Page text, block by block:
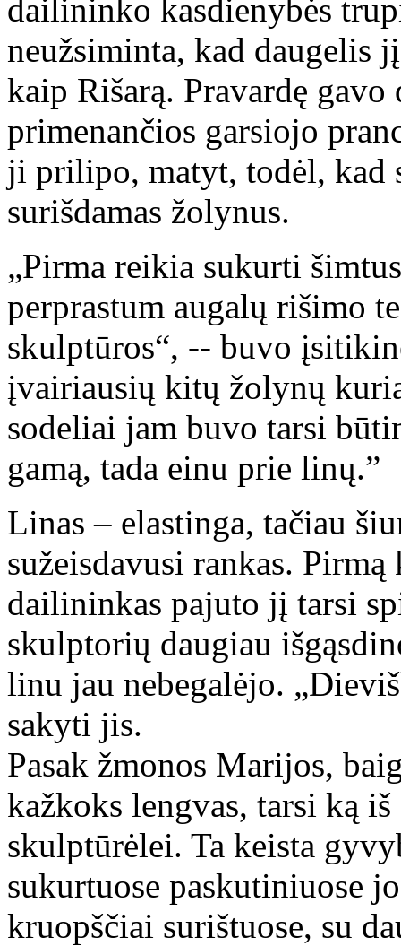
dailininko kasdienybės
neužsiminta, kad daugelis
kaip Rišarą. Pravardę gavo
primenančios garsiojo
ji prilipo, matyt, todėl, kad
surišdamas žolynus.
„Pirma reikia sukurti
perprastum augalų rišimo
skulptūros“, -- buvo
įvairiausių kitų žolynų
sodeliai jam buvo tarsi
gamą, tada einu prie linų.”
Linas – elastinga, tačiau
sužeisdavusi rankas.
dailininkas pajuto jį tarsi
skulptorių daugiau
linu jau nebegalėjo.
sakyti jis.
Pasak žmonos Marijos,
kažkoks lengvas, tarsi ką
skulptūrėlei. Ta keista
sukurtuose paskutiniuose
kruopščiai surištuose, su